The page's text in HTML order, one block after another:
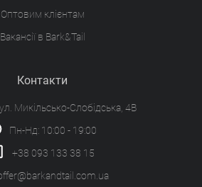
Оптовим клієнтам
Вакансії в Bark&Tail
Контакти
Микільсько-Слобідська, 4В
Пн-Нд: 10:00 - 19:00
+38 093 133 38 15